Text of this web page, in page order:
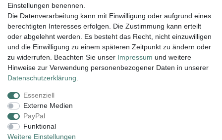
Lieferung und Versand
Impressum Daten­schutz­erklärung AGB
Widerrufs­recht
Zahlungsarten:
Einstellungen benennen.
Die Datenverarbeitung kann mit Einwilligung oder aufgrund eines
berechtigten Interesses erfolgen. Die Zustimmung kann erteilt
oder abgelehnt werden. Es besteht das Recht, nicht einzuwilligen
und die Einwilligung zu einem späteren Zeitpunkt zu ändern oder
zu widerrufen. Beachten Sie unser Impressum und weitere
Hinweise zur Verwendung personenbezogener Daten in unserer
Daten­schutz­erklärung
Essenziell
Externe Medien
PayPal
Funktional
Weitere Einstellungen